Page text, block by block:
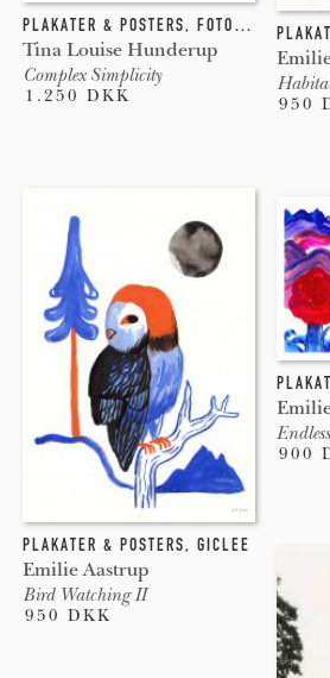
PLAKATER & POSTERS, FOTOGRAFI,
Tina Louise Hunderup
Complex Simplicity
1.250 DKK
PLAKATER & POSTERS, GICLEE
Emilie Aastrup
Bird Watching II
950 DKK
950
Endless
900